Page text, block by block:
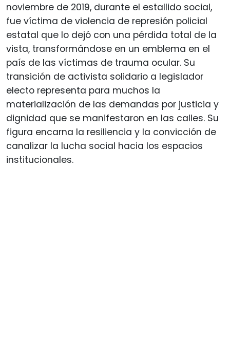
noviembre de 2019, durante el estallido social,
fue víctima de violencia de represión policial
estatal que lo dejó con una pérdida total de la
vista, transformándose en un emblema en el
país de las víctimas de trauma ocular. Su
transición de activista solidario a legislador
electo representa para muchos la
materialización de las demandas por justicia y
dignidad que se manifestaron en las calles. Su
figura encarna la resiliencia y la convicción de
canalizar la lucha social hacia los espacios
institucionales.